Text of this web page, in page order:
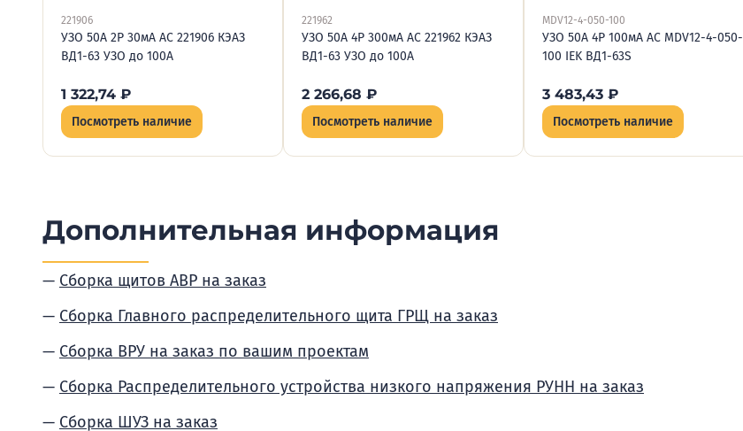
221906
УЗО 50А 2P 30мА AC 221906 КЭАЗ
ВД1-63 УЗО до 100А
1 322,74 ₽
Посмотреть наличие
221962
УЗО 50А 4P 300мА AC 221962 КЭАЗ
ВД1-63 УЗО до 100А
2 266,68 ₽
Посмотреть наличие
MDV12-4-050-100
УЗО 50А 4P 100мА AC MDV12-4-050-
100 IEK ВД1-63S
3 483,43 ₽
Посмотреть наличие
Дополнительная информация
Сборка щитов АВР на заказ
Сборка Главного распределительного щита ГРЩ на заказ
Сборка ВРУ на заказ по вашим проектам
Сборка Распределительного устройства низкого напряжения РУНН на заказ
Сборка ШУЗ на заказ